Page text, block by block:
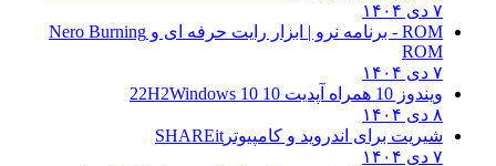
ROM - برنامه نرو | ابزار رایت حرفه ای و
Nero Burning
ROM
ویندوز 10 همراه آپدیت 10 22H2
Windows 10
شیریت برای اندروید و کامپیوترSHAREit